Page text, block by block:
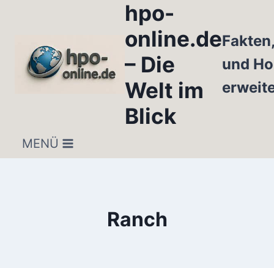
hpo-
online.de
– Die
Welt im
Blick
und
MENÜ
Ranch